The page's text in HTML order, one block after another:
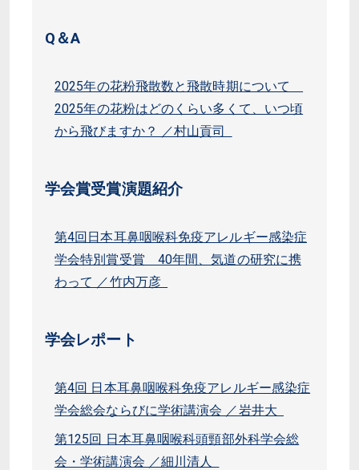
Q＆A
2025年の花粉飛散数と飛散時期について
2025年の花粉はどのくらい多くて、いつ頃
から飛びますか？ ／村山貢司
学会賞受賞演題紹介
第4回日本耳鼻咽喉科免疫アレルギー感染症
学会特別賞受賞 40年間、気道の研究に携
わって ／竹内万彦
学会レポート
第4回 日本耳鼻咽喉科免疫アレルギー感染症
学会総会ならびに学術講演会 ／岩井大
第125回 日本耳鼻咽喉科頭頸部外科学会総
会・学術講演会 ／細川清人